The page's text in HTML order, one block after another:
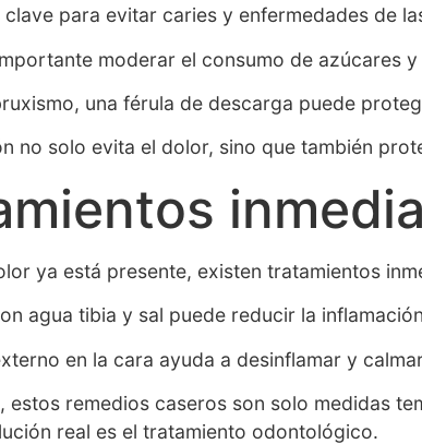
clave para evitar caries y enfermedades de
moderar el consumo de azúcares
una férula de descarga puede
no solo evita el dolor, sino que también
ya está presente, existen tratamientos
agua tibia y sal puede reducir la
en la cara ayuda a desinflamar y
estos remedios caseros son solo medidas
real es el tratamiento odontológico.